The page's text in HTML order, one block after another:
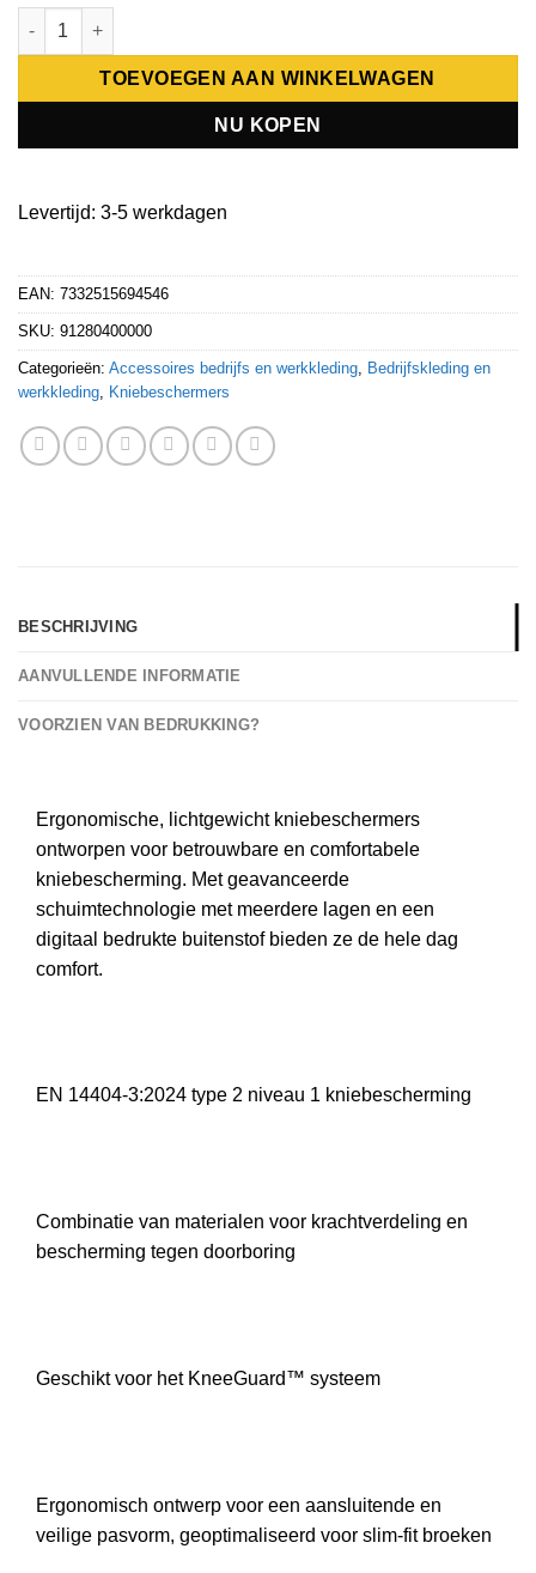
Snickers Powerfoam Kniebeschermers 9128 aantal
TOEVOEGEN AAN WINKELWAGEN
NU KOPEN
Levertijd: 3-5 werkdagen
EAN: 7332515694546
SKU: 91280400000
Categorieën: Accessoires bedrijfs en werkkleding
Bedrijfskleding en
werkkleding
Kniebeschermers
BESCHRIJVING
AANVULLENDE INFORMATIE
VOORZIEN VAN BEDRUKKING?
Ergonomische, lichtgewicht kniebeschermers
ontworpen voor betrouwbare en comfortabele
kniebescherming. Met geavanceerde
schuimtechnologie met meerdere lagen en een
digitaal bedrukte buitenstof bieden ze de hele dag
comfort.
EN 14404-3:2024 type 2 niveau 1 kniebescherming
Combinatie van materialen voor krachtverdeling en
bescherming tegen doorboring
Geschikt voor het KneeGuard™ systeem
Ergonomisch ontwerp voor een aansluitende en
veilige pasvorm, geoptimaliseerd voor slim-fit broeken